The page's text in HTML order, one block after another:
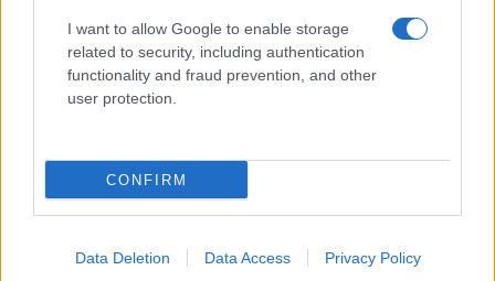
I want to allow Google to enable storage
related to security, including authentication
functionality and fraud prevention, and other
user protection.
CONFIRM
Data Deletion Data Access Privacy Policy
OTTO CHANNEL
Iscritto al Registro degli Operatori di Comunicazione n. 37512
© Riproduzione Riservata – Ne è consentita esclusivamente una
riproduzione parziale con citazione della fonte corretta